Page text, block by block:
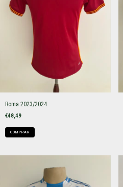
Roma 2023/2024
€48,49
COMPRAR